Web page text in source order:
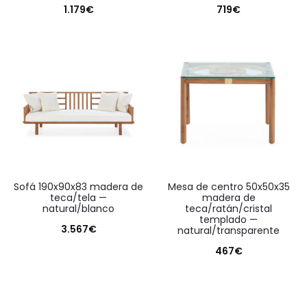
1.179€
719€
sofá 190x90x83 madera de
teca/tela —
natural/blanco
3.567€
mesa de centro 50x50x35
madera de
teca/ratán/cristal
templado —
natural/transparente
467€